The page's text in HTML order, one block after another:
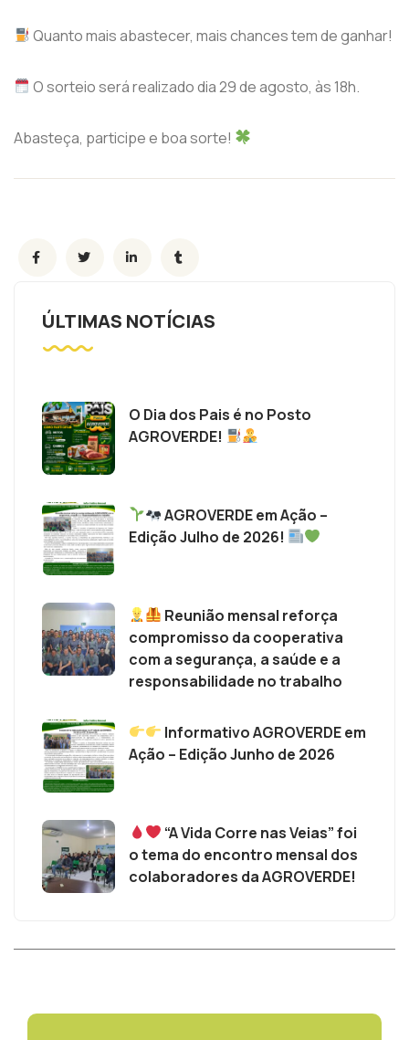
Quanto mais abastecer, mais chances tem de ganhar!
O sorteio será realizado dia 29 de agosto, às 18h.
Abasteça, participe e boa sorte!
ÚLTIMAS NOTÍCIAS
O Dia dos Pais é no Posto
AGROVERDE!
AGROVERDE em Ação –
Edição Julho de 2026!
Reunião mensal reforça
compromisso da cooperativa
com a segurança, a saúde e a
responsabilidade no trabalho
Informativo AGROVERDE em
Ação – Edição Junho de 2026
“A Vida Corre nas Veias” foi
o tema do encontro mensal dos
colaboradores da AGROVERDE!